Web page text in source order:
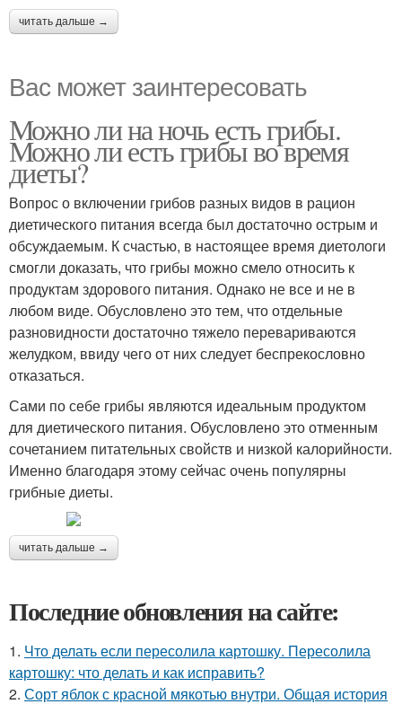
читать дальше →
Вас может заинтересовать
Можно ли на ночь есть грибы.
Можно ли есть грибы во время
диеты?
Вопрос о включении грибов разных видов в рацион
диетического питания всегда был достаточно острым и
обсуждаемым. К счастью, в настоящее время диетологи
смогли доказать, что грибы можно смело относить к
продуктам здорового питания. Однако не все и не в
любом виде. Обусловлено это тем, что отдельные
разновидности достаточно тяжело перевариваются
желудком, ввиду чего от них следует беспрекословно
отказаться.
Сами по себе грибы являются идеальным продуктом
для диетического питания. Обусловлено это отменным
сочетанием питательных свойств и низкой калорийности.
Именно благодаря этому сейчас очень популярны
грибные диеты.
читать дальше →
Последние обновления на сайте:
1. Что делать если пересолила картошку. Пересолила
картошку: что делать и как исправить?
2. Сорт яблок с красной мякотью внутри. Общая история